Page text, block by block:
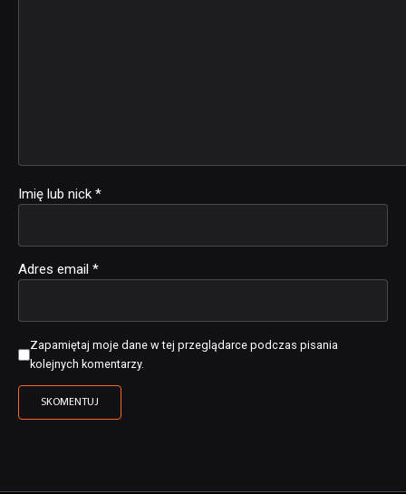
Imię lub nick *
Adres email *
Zapamiętaj moje dane w tej przeglądarce podczas pisania
kolejnych komentarzy.